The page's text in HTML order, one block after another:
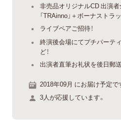
非売品オリジナルCD 出演
「TRAinno」＋ボーナストラ
ライブペアご招待！
終演後会場にてプチパーテ
ど！
出演者直筆お礼状を後日郵
2018年09月 にお届け予定で
3人が応援しています。